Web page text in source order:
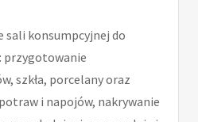
sali konsumpcyjnej do
przygotowanie
szkła, porcelany oraz
i napojów, nakrywanie